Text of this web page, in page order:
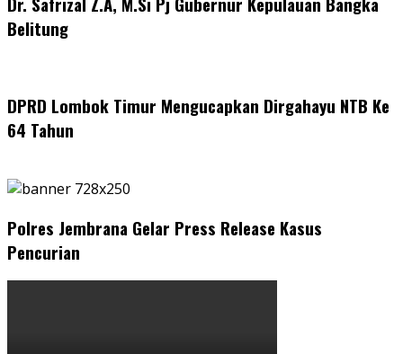
Belitung
DPRD Lombok Timur Mengucapkan Dirgahayu NTB Ke
64 Tahun
Polres Jembrana Gelar Press Release Kasus
Pencurian